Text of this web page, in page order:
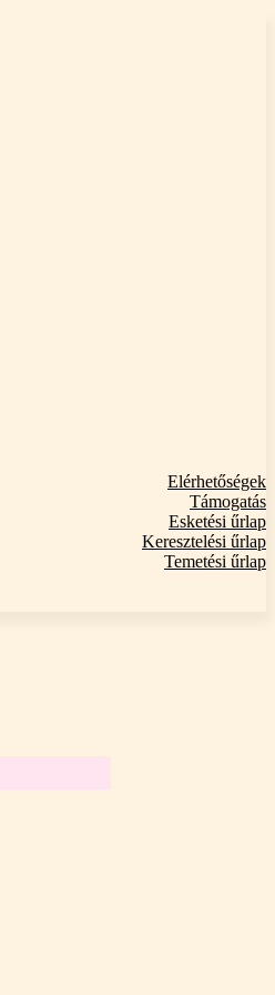
Elérhetőségek
Támogatás
Esketési űrlap
Keresztelési űrlap
Temetési űrlap